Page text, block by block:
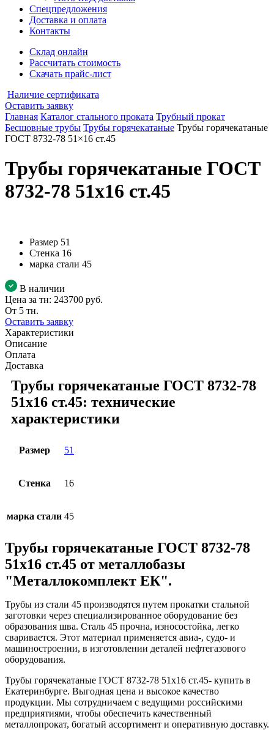
Спецпредложения
Доставка и оплата
Контакты
Склад онлайн
Рассчитать стоимость
Скачать прайс-лист
Наличие сертификата
Оставить заявку
Главная Каталог стального проката Трубный прокат
Бесшовные трубы Трубы горячекатаные Трубы горячекатаные
ГОСТ 8732-78 51×16 ст.45
Трубы горячекатаные ГОСТ
8732-78 51x16 ст.45
Размер 51
Стенка 16
марка стали 45
В наличии
Цена за тн: 243700 руб.
От 5 тн.
Оставить заявку
Характеристики
Описание
Оплата
Доставка
Трубы горячекатаные ГОСТ 8732-78
51x16 ст.45: технические
характеристики
Размер 51
Стенка 16
марка стали 45
Трубы горячекатаные ГОСТ 8732-78
51x16 ст.45 от металлобазы
"Металлокомплект ЕК".
Трубы из стали 45 производятся путем прокатки стальной
заготовки через специализированное оборудование без
образования шва. Сталь 45 прочна, износостойка, легко
сваривается. Этот материал применяется авиа-, судо- и
машиностроении, в изготовлении деталей нефтегазового
оборудования.
Трубы горячекатаные ГОСТ 8732-78 51x16 ст.45- купить в
Екатеринбурге. Выгодная цена и высокое качество
продукции. Мы сотрудничаем с ведущими российскими
предприятиями, чтобы обеспечить качественный
металлопрокат, богатый ассортимент и оперативную доставку.